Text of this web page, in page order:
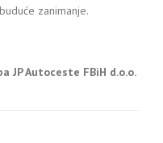
zanimanje.
JP Autoceste FBiH d.o.o.